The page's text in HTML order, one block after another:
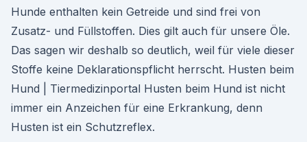
Hunde enthalten kein Getreide und sind frei von
Zusatz- und Füllstoffen. Dies gilt auch für unsere Öle.
Das sagen wir deshalb so deutlich, weil für viele dieser
Stoffe keine Deklarationspflicht herrscht. Husten beim
Hund | Tiermedizinportal Husten beim Hund ist nicht
immer ein Anzeichen für eine Erkrankung, denn
Husten ist ein Schutzreflex.